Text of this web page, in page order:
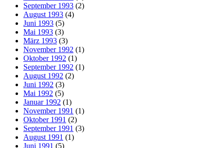
September 1993 (2)
August 1993 (4)
Juni 1993 (5)
Mai 1993 (3)
März 1993 (3)
November 1992 (1)
Oktober 1992 (1)
September 1992 (1)
August 1992 (2)
Juni 1992 (3)
Mai 1992 (5)
Januar 1992 (1)
November 1991 (1)
Oktober 1991 (2)
September 1991 (3)
August 1991 (1)
Juni 1991 (5)